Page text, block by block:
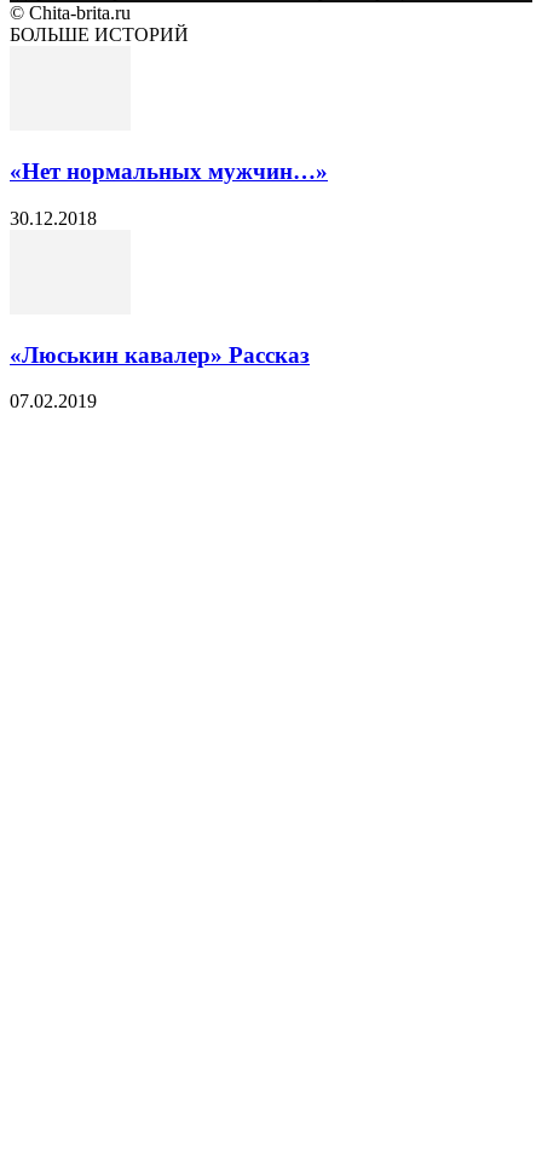
© Chita-brita.ru
БОЛЬШЕ ИСТОРИЙ
«Нет нормальных мужчин…»
30.12.2018
«Люськин кавалер» Рассказ
07.02.2019